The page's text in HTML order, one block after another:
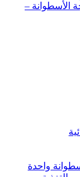
الأسطوانة –
واحدة